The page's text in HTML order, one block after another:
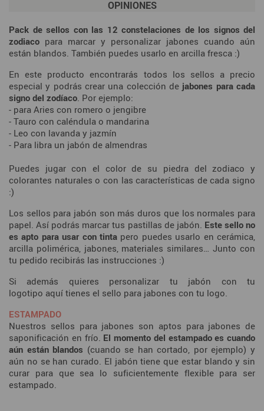
OPINIONES
Pack de sellos con las 12 constelaciones de los signos del
zodiaco para marcar y personalizar jabones cuando aún
están blandos. También puedes usarlo en arcilla fresca :)
En este producto encontrarás todos los sellos a precio
especial y podrás crear una colección de jabones para cada
signo del zodíaco. Por ejemplo:
- para Aries con romero o jengibre
- Tauro con caléndula o mandarina
- Leo con lavanda y jazmín
- Para libra un jabón de almendras
Puedes jugar con el color de su piedra del zodiaco y
colorantes naturales o con las características de cada signo
:)
Los sellos para jabón son más duros que los normales para
papel. Así podrás marcar tus pastillas de jabón. Este sello no
es apto para usar con tinta pero puedes usarlo en cerámica,
arcilla polimérica, jabones, materiales similares… Junto con
tu pedido recibirás las instrucciones :)
Si además quieres personalizar tu jabón con tu
logotipo aquí tienes el sello para jabones con tu logo.
ESTAMPADO
Nuestros sellos para jabones son aptos para jabones de
saponificación en frío. El momento del estampado es cuando
aún están blandos (cuando se han cortado, por ejemplo) y
aún no se han curado. El jabón tiene que estar blando y sin
curar para que sea lo suficientemente flexible para ser
estampado.